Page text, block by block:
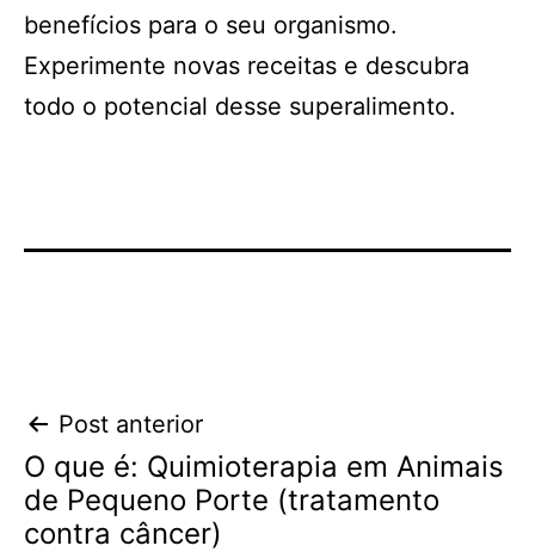
benefícios para o seu organismo.
Experimente novas receitas e descubra
todo o potencial desse superalimento.
Navegação
de
Post
Post anterior
O que é: Quimioterapia em Animais
de Pequeno Porte (tratamento
contra câncer)